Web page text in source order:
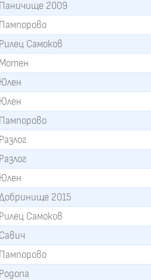
Паничище 2009
Пампорово
Рилец Самоков
Мотен
Юлен
Юлен
Пампорово
Разлог
Разлог
Юлен
Добринище 2015
Рилец Самоков
Савич
Пампорово
Родопа